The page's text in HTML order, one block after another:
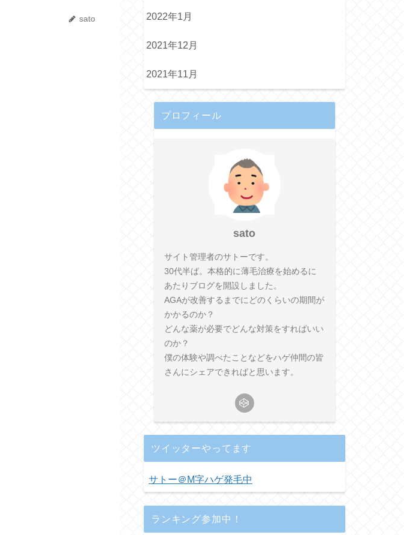
sato 2022年1月
2021年12月
2021年11月
プロフィール
sato
サイト管理者のサトーです。
30代半ば。本格的に薄毛治療を始めるに
あたりブログを開設しました。
AGAが改善するまでにどのくらいの期間が
かかるのか？
どんな薬が必要でどんな対策をすればいい
のか？
僕の体験や調べたことなどをハゲ仲間の皆
さんにシェアできればと思います。
ツイッターやってます
サトー＠M字ハゲ発毛中
ランキング参加中！